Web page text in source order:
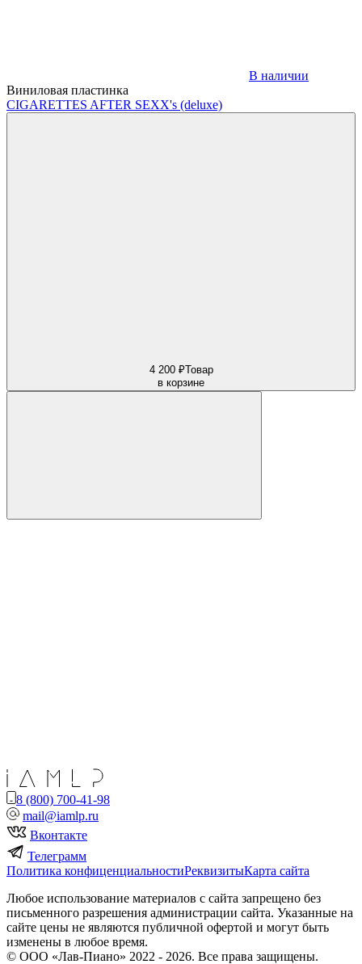
В наличии
Виниловая пластинка
CIGARETTES AFTER SEXX's (deluxe)
4 200 ₽Товар
в корзине
8 (800) 700-41-98
mail@iamlp.ru
Вконтакте
Телеграмм
Политика конфиценциальностиРеквизитыКарта сайта
Любое использование материалов с сайта запрещено без
письменного разрешения администрации сайта. Указанные на
сайте цены не являются публичной офертой и могут быть
изменены в любое время.
© ООО «Лав-Пиано» 2022 - 2026. Все права защищены.